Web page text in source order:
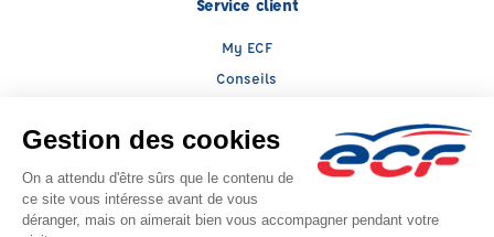
Service client
My ECF
Conseils
Présentation